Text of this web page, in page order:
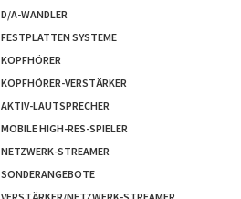
D/A-WANDLER
FESTPLATTEN SYSTEME
KOPFHÖRER
KOPFHÖRER-VERSTÄRKER
AKTIV-LAUTSPRECHER
MOBILE HIGH-RES-SPIELER
NETZWERK-STREAMER
SONDERANGEBOTE